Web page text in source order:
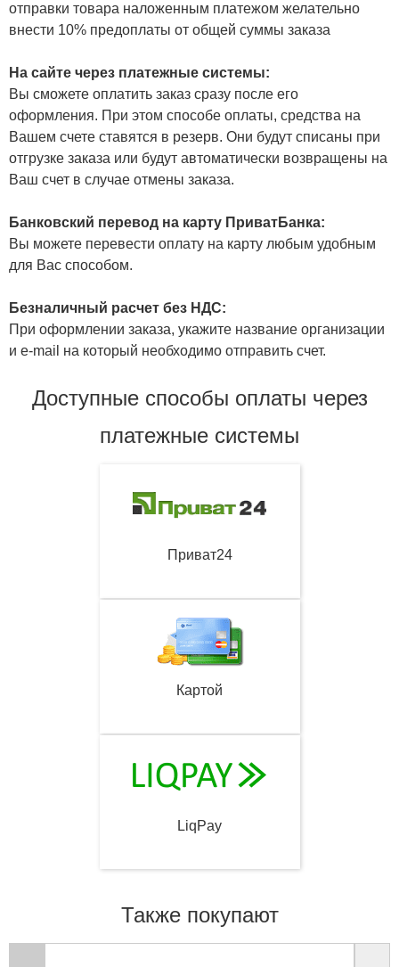
отправки товара наложенным платежом желательно
внести 10% предоплаты от общей суммы заказа
На сайте через платежные системы:
Вы сможете оплатить заказ сразу после его
оформления. При этом способе оплаты, средства на
Вашем счете ставятся в резерв. Они будут списаны при
отгрузке заказа или будут автоматически возвращены на
Ваш счет в случае отмены заказа.
Банковский перевод на карту ПриватБанка:
Вы можете перевести оплату на карту любым удобным
для Вас способом.
Безналичный расчет без НДС:
При оформлении заказа, укажите название организации
и e-mail на который необходимо отправить счет.
Доступные способы оплаты через
платежные системы
Приват24
Картой
LiqPay
Также покупают